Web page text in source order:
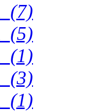
(7)
(5)
(1)
(3)
(1)